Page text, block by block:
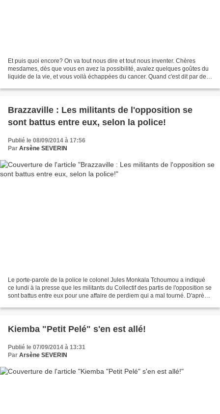
Et puis quoi encore? On va tout nous dire et tout nous inventer. Chères
mesdames, dès que vous en avez la possibilité, avalez quelques goûtes du
liquide de la vie, et vous voilà échappées du cancer. Quand c'est dit par des
Brazzaville : Les militants de l'opposition se
sont battus entre eux, selon la police!
Publié le 08/09/2014 à 17:56
Par Arsène SEVERIN
Le porte-parole de la police le colonel Jules Monkala Tchoumou a indiqué
ce lundi à la presse que les militants du Collectif des partis de l'opposition se
sont battus entre eux pour une affaire de perdiem qui a mal tourné. D'après
Kiemba "Petit Pelé" s'en est allé!
Publié le 07/09/2014 à 13:31
Par Arsène SEVERIN